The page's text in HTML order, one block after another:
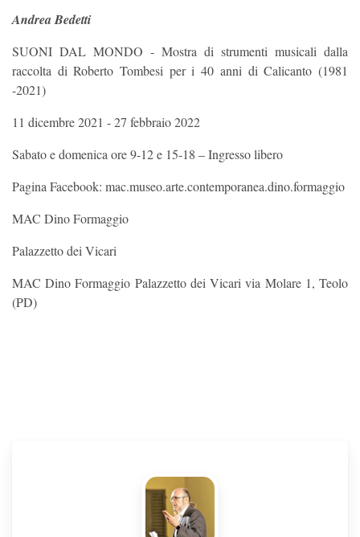
Andrea Bedetti
SUONI DAL MONDO - Mostra di strumenti musicali dalla
raccolta di Roberto Tombesi per i 40 anni di Calicanto (1981
-2021)
11 dicembre 2021 - 27 febbraio 2022
Sabato e domenica ore 9-12 e 15-18 – Ingresso libero
Pagina Facebook: mac.museo.arte.contemporanea.dino.formaggio
MAC Dino Formaggio
Palazzetto dei Vicari
MAC Dino Formaggio Palazzetto dei Vicari via Molare 1, Teolo
(PD)